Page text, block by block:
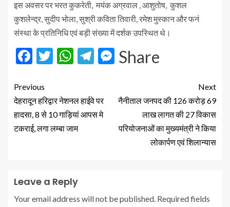
इस अवसर पर भरत कुकरेती, मयंक अग्रवाल , आशुतोष, कुशल
कुशलेन्द्र, सुदीप भोला, सुश्री कविता तिवारी, रमेश मुस्कान और फनं
संस्था के प्रतिनिधि एवं बड़ी संख्या में दर्शक उपस्थित थे।
Facebook
Twitter
WhatsApp
Telegram
Messenger
Share
Previous
देहरादून हरिद्वार नेशनल हाईवे पर
हादसा, 8 से 10 गाड़ियां आपस मे
टकराई, लगा लम्बा जाम
Next
नैनीताल जनपद की 126 करोड़ 69
लाख लागत की 27 विकास
परियोजनाओं का मुख्यमंत्री ने किया
लोकार्पण एवं शिलान्यास
Leave a Reply
Your email address will not be published. Required fields